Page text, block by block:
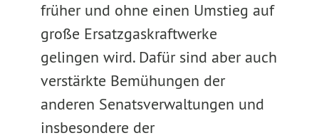
früher und ohne einen Umstieg auf
große Ersatzgaskraftwerke
gelingen wird. Dafür sind aber auch
verstärkte Bemühungen der
anderen Senatsverwaltungen und
insbesondere der